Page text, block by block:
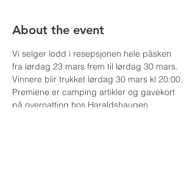
About the event
Vi selger lodd i resepsjonen hele påsken
fra lørdag 23 mars frem til lørdag 30 mars.
Vinnere blir trukket lørdag 30 mars kl 20:00.
Premiene er camping artikler og gavekort
på overnatting hos Haraldshaugen